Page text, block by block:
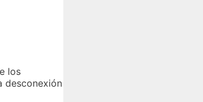
los
desconexión